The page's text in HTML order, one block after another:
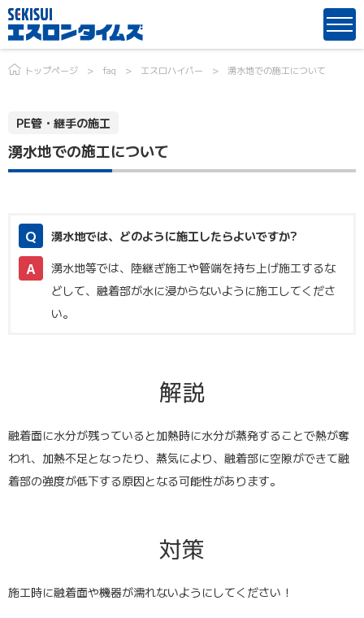
トップページ faq エスロハイパー 湧水地での施工について
PE管・継手の施工
湧水地での施工について
湧水地では、どのように施工したらよいですか?
湧水地等では、陸継ぎ施工や管端を持ち上げ施工するな
どして、融着部が水に浸からないように施工してくださ
い。
解説
融着面に水分が残っていると加熱時に水分が蒸発することで熱が奪
われ、加熱不足となったり、蒸気により、融着部に空隙ができて融
着部の強度が低下する原因となる可能性があります。
対策
施工時に融着面や機器が濡れないようにしてください！